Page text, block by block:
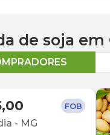
de soja em
FOB
- MG